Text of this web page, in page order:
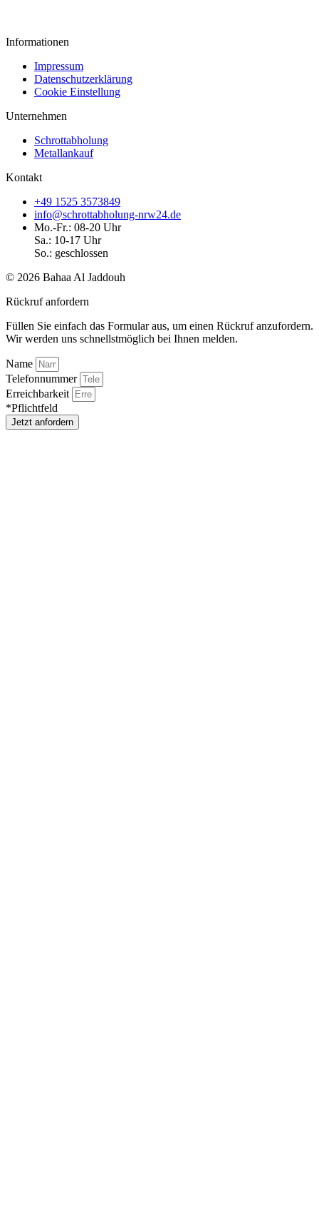
Informationen
Impressum
Datenschutzerklärung
Cookie Einstellung
Unternehmen
Schrottabholung
Metallankauf
Kontakt
+49 1525 3573849
info@schrottabholung-nrw24.de
Mo.-Fr.: 08-20 Uhr
Sa.: 10-17 Uhr
So.: geschlossen
© 2026 Bahaa Al Jaddouh
Rückruf anfordern
Füllen Sie einfach das Formular aus, um einen Rückruf anzufordern.
Wir werden uns schnellstmöglich bei Ihnen melden.
Name
Telefonnummer
Erreichbarkeit
*Pflichtfeld
Jetzt anfordern